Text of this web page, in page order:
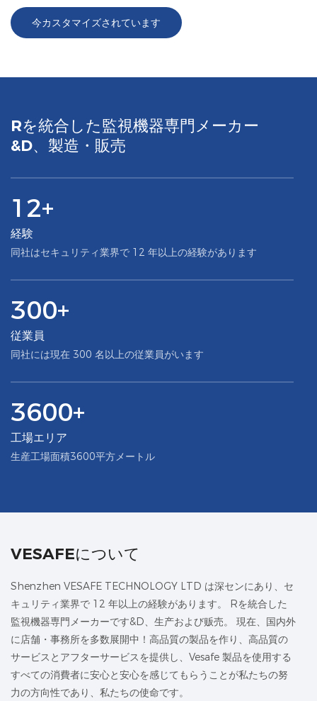
今カスタマイズされています
Rを統合した監視機器専門メーカー
&D、製造・販売
12+
経験
同社はセキュリティ業界で 12 年以上の経験があります
300+
従業員
同社には現在 300 名以上の従業員がいます
3600+
工場エリア
生産工場面積3600平方メートル
VESAFEについて
Shenzhen VESAFE TECHNOLOGY LTD は深センにあり、セ
キュリティ業界で 12 年以上の経験があります。 Rを統合した
監視機器専門メーカーです&D、生产および贩売。 現在、国内外
に店舗・事務所を多数展開中！高品質の製品を作り、高品質の
サービスとアフターサービスを提供し、Vesafe 製品を使用する
すべての消費者に安心と安心を感じてもらうことが私たちの努
力の方向性であり、私たちの使命です。